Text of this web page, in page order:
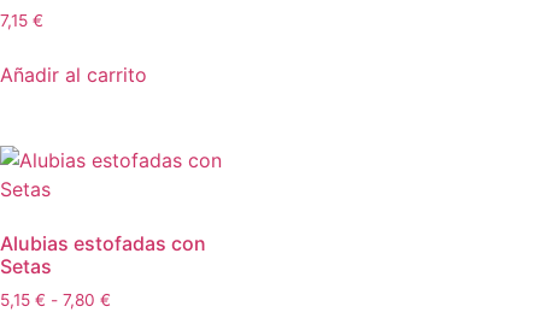
7,15 €
Añadir al carrito
Alubias estofadas con
Setas
5,15 € - 7,80 €